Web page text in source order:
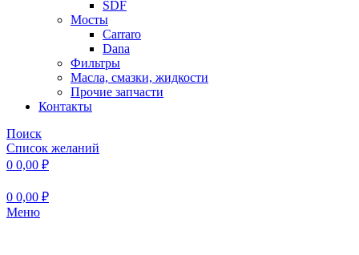
SDF
Мосты
Carraro
Dana
Фильтры
Масла, смазки, жидкости
Прочие запчасти
Контакты
Поиск
Список желаний
0 0,00 ₽
0 0,00 ₽
Меню